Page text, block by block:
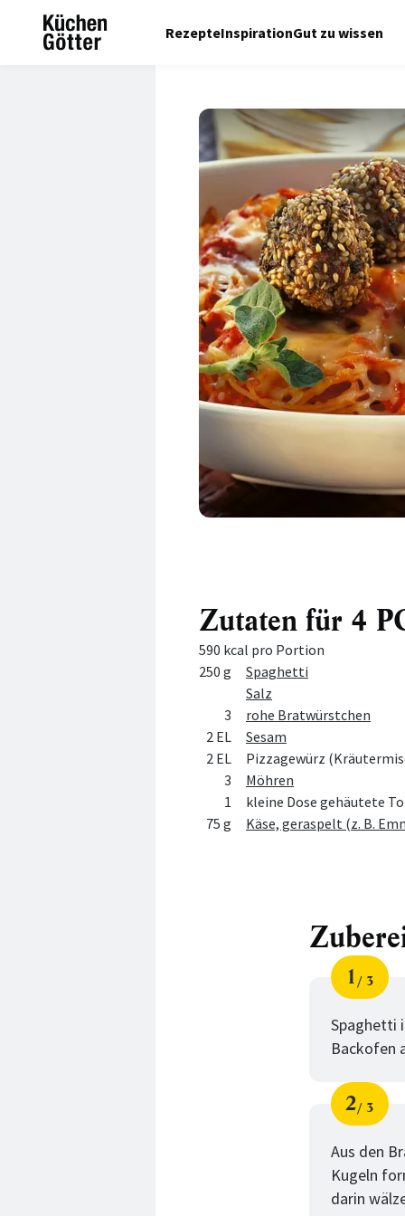
RezepteInspirationGut zu wissen
Zutaten für 4
590 kcal pro Portion
Menge
Zutat
250 g
Spaghetti
Salz
3
rohe Bratwürstchen
2 EL
Sesam
2 EL
Pizzagewürz
3
Möhren
1
kleine Dose gehäutete
75 g
Käse, geraspelt (z. B.
Schritt
1
von
3
Spaghetti
Backofen
Schritt
2
von
3
Aus den
Kugeln
darin